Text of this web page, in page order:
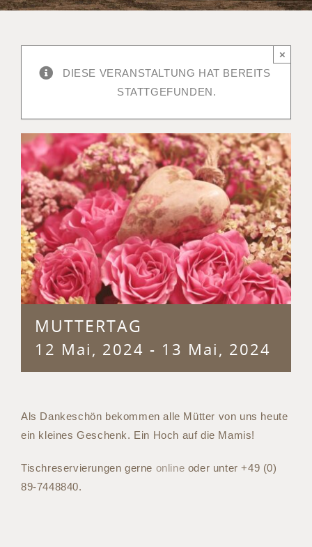
DIESE VERANSTALTUNG HAT BEREITS
STATTGEFUNDEN.
×
MUTTERTAG
12 Mai, 2024 - 13 Mai, 2024
Als Dankeschön bekommen alle Mütter von uns heute
ein kleines Geschenk. Ein Hoch auf die Mamis!
Tischreservierungen gerne online oder unter+49 (0)
89-7448840.